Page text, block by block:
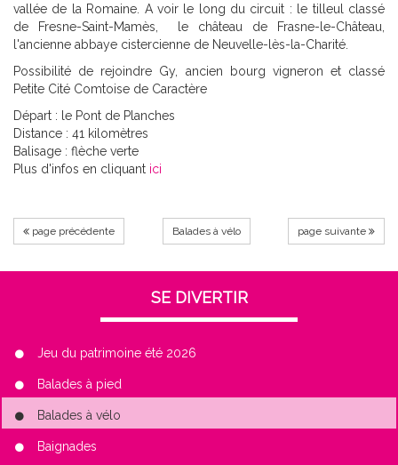
vallée de la Romaine. A voir le long du circuit : le tilleul classé
de Fresne-Saint-Mamès, le château de Frasne-le-Château,
l'ancienne abbaye cistercienne de Neuvelle-lès-la-Charité.
Possibilité de rejoindre Gy, ancien bourg vigneron et classé
Petite Cité Comtoise de Caractère
Départ : le Pont de Planches
Distance : 41 kilomètres
Balisage : flèche verte
Plus d'infos en cliquant ici
page précédente Balades à vélo page suivante
SE DIVERTIR
Jeu du patrimoine été 2026
Balades à pied
Balades à vélo
Baignades